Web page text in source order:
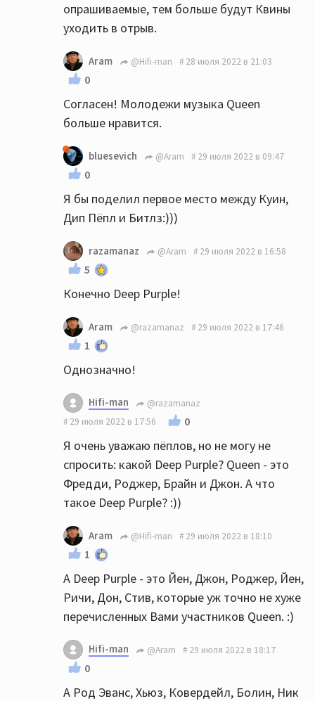
опрашиваемые, тем больше будут Квины
уходить в отрыв.
Aram @Hifi-man 28 июля 2022 в 21:03
0
Согласен! Молодежи музыка Queen
больше нравится.
bluesevich @Aram 29 июля 2022 в 09:47
0
Я бы поделил первое место между Куин,
Дип Пёпл и Битлз:)))
razamanaz @Aram 29 июля 2022 в 16:58
5
Конечно Deep Purple!
Aram @razamanaz 29 июля 2022 в 17:46
1
Однозначно!
Hifi-man
@razamanaz
29 июля 2022 в 17:56
0
Я очень уважаю пёплов, но не могу не
спросить: какой Deep Purple? Queen - это
Фредди, Роджер, Брайн и Джон. А что
такое Deep Purple? :))
Aram @Hifi-man 29 июля 2022 в 18:10
1
А Deep Purple - это Йен, Джон, Роджер, Йен,
Ричи, Дон, Стив, которые уж точно не хуже
перечисленных Вами участников Queen. :)
Hifi-man @Aram 29 июля 2022 в 18:17
0
А Род Эванс, Хьюз, Ковердейл, Болин, Ник